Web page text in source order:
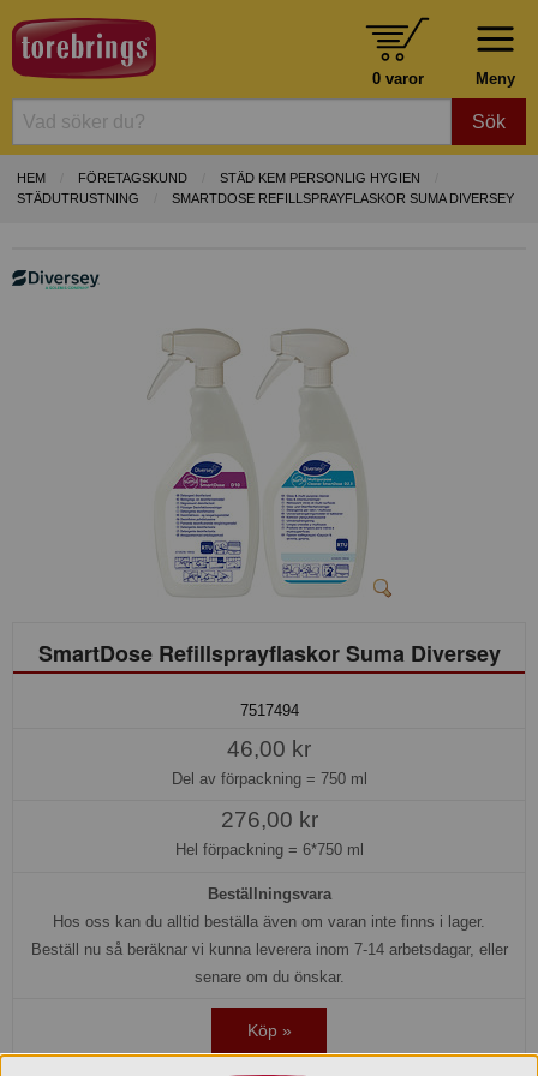
Meny
0 varor
Sök
HEM FÖRETAGSKUND
STÄD KEM PERSONLIG HYGIEN
STÄDUTRUSTNING
SMARTDOSE REFILLSPRAYFLASKOR SUMA DIVERSEY
SmartDose Refillsprayflaskor Suma Diversey
7517494
46,00 kr
Del av förpackning = 750 ml
276,00 kr
Hel förpackning = 6*750 ml
Beställningsvara
Hos oss kan du alltid beställa även om varan inte finns i lager.
Beställ nu så beräknar vi kunna leverera inom 7-14 arbetsdagar, eller
senare om du önskar.
Köp »